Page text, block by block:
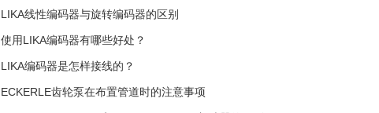
LIKA线性编码器与旋转编码器的区别
使用LIKA编码器有哪些好处？
LIKA编码器是怎样接线的？
ECKERLE齿轮泵在布置管道时的注意事项